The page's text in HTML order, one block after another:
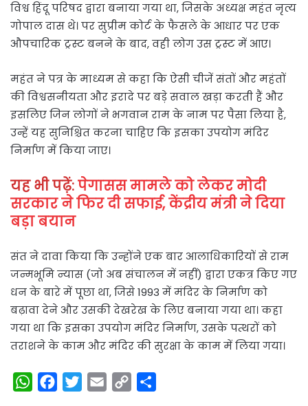
विश्व हिंदू परिषद द्वारा बनाया गया था, जिसके अध्यक्ष महंत नृत्य
गोपाल दास थे। पर सुप्रीम कोर्ट के फैसले के आधार पर एक
औपचारिक ट्रस्ट बनने के बाद, वही लोग उस ट्रस्ट में आए।
महंत ने पत्र के माध्यम से कहा कि ऐसी चीजें संतों और महंतों
की विश्वसनीयता और इरादे पर बड़े सवाल खड़ा करती हैं और
इसलिए जिन लोगों ने भगवान राम के नाम पर पैसा लिया है,
उन्हें यह सुनिश्चित करना चाहिए कि इसका उपयोग मंदिर
निर्माण में किया जाए।
यह भी पढ़ें:पेगासस मामले को लेकर मोदी
सरकार ने फिर दी सफाई, केंद्रीय मंत्री ने दिया
बड़ा बयान
संत ने दावा किया कि उन्होंने एक बार आलाधिकारियों से राम
जन्मभूमि न्यास (जो अब संचालन में नहीं) द्वारा एकत्र किए गए
धन के बारे में पूछा था, जिसे 1993 में मंदिर के निर्माण को
बढ़ावा देने और उसकी देखरेख के लिए बनाया गया था। कहा
गया था कि इसका उपयोग मंदिर निर्माण, उसके पत्थरों को
तराशने के काम और मंदिर की सुरक्षा के काम में लिया गया।
W